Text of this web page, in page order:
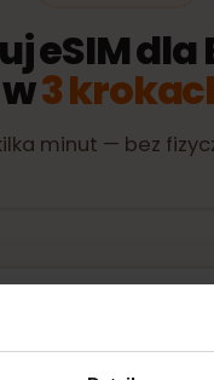
eSIM dla
w3
minut — bez
kod QR od razu